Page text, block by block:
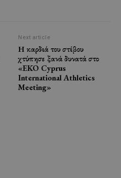
Next article
Η καρδιά του στίβου
χτύπησε ξανά δυνατά στο
«EKO Cyprus
International Athletics
Meeting»